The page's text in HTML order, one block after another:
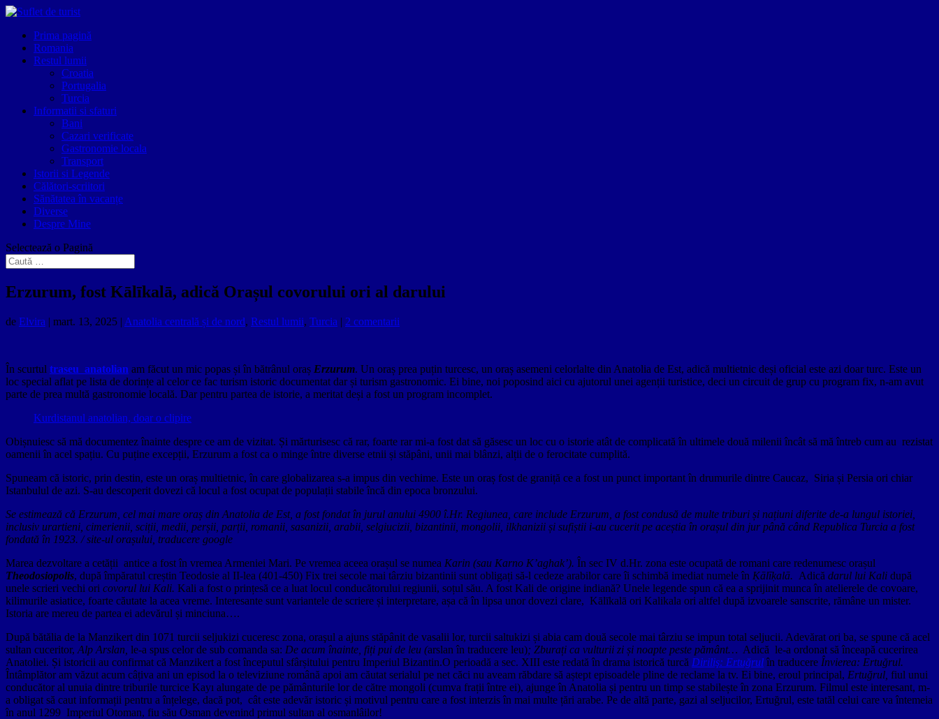
Prima pagină
Romania
Restul lumii
Croatia
Portugalia
Turcia
Informatii si sfaturi
Bani
Cazari verificate
Gastronomie locala
Transport
Istorii si Legende
Călători-scriitori
Sănătatea în vacanțe
Diverse
Despre Mine
Selectează o Pagină
Erzurum, fost Kālīkalā, adică Orașul covorului ori al darului
de Elvira | mart. 13, 2025 | Anatolia centrală și de nord, Restul lumii, Turcia | 2 comentarii
În scurtul traseu anatolian am făcut un mic popas și în bătrânul oraș Erzurum. Un oraș prea puțin turcesc, un oraș asemeni celorlalte din Anatolia de Est, adică multietnic deși oficial este azi doar turc. Este un
loc special aflat pe lista de dorințe al celor ce fac turism istoric documentat dar și turism gastronomic. Ei bine, noi poposind aici cu ajutorul unei agenții turistice, deci un circuit de grup cu program fix, n-am avut
parte de prea multă gastronomie locală. Dar pentru partea de istorie, a meritat deși a fost un program incomplet.
Kurdistanul anatolian, doar o clipire
Obișnuiesc să mă documentez înainte despre ce am de vizitat. Și mărturisesc că rar, foarte rar mi-a fost dat să găsesc un loc cu o istorie atât de complicată în ultimele două milenii încât să mă întreb cum au rezistat
oamenii în acel spațiu. Cu puține excepții, Erzurum a fost ca o minge între diverse etnii și stăpâni, unii mai blânzi, alții de o ferocitate cumplită.
Spuneam că istoric, prin destin, este un oraș multietnic, în care globalizarea s-a impus din vechime. Este un oraș fost de graniță ce a fost un punct important în drumurile dintre Caucaz, Siria și Persia ori chiar
Istanbulul de azi. S-au descoperit dovezi că locul a fost ocupat de populații stabile încă din epoca bronzului.
Se estimează că Erzurum, cel mai mare oraș din Anatolia de Est, a fost fondat în jurul anului 4900 î.Hr. Regiunea, care include Erzurum, a fost condusă de multe triburi și națiuni diferite de-a lungul istoriei,
inclusiv urartieni, cimerienii, sciții, medii, perșii, parții, romanii, sasanizii, arabii, selgiucizii, bizantinii, mongolii, ilkhanizii și sufiștii i-au cucerit pe aceștia în orașul din jur până când Republica Turcia a fost
fondată în 1923. / site-ul orașului, traducere google
Marea dezvoltare a cetății antice a fost în vremea Armeniei Mari. Pe vremea aceea orașul se numea Karin (sau Karno K’aghak’). În sec IV d.Hr. zona este ocupată de romani care redenumesc orașul
Theodosiopolis, după împăratul creștin Teodosie al II-lea (401-450) Fix trei secole mai târziu bizantinii sunt obligați să-l cedeze arabilor care îi schimbă imediat numele în Ḳālīḳalā. Adică darul lui Kali după
unele scrieri vechi ori covorul lui Kali. Kali a fost o prințesă ce a luat locul conducătorului regiunii, soțul său. A fost Kali de origine indiană? Unele legende spun că ea a sprijinit munca în atelierele de covoare,
kilimurile asiatice, foarte căutate la acea vreme. Interesante sunt variantele de scriere și interpretare, așa că în lipsa unor dovezi clare, Kālīkalā ori Kalikala ori altfel după izvoarele sanscrite, rămâne un mister.
Istoria are mereu de partea ei adevărul și minciuna….
După bătălia de la Manzikert din 1071 turcii seljukizi cuceresc zona, oraşul a ajuns stăpânit de vasalii lor, turcii saltukizi și abia cam două secole mai târziu se impun total seljucii. Adevărat ori ba, se spune că acel
sultan cuceritor, Alp Arslan, le-a spus celor de sub comanda sa: De acum înainte, fiți pui de leu (arslan în traducere leu); Zburați ca vulturii zi și noapte peste pământ… Adică le-a ordonat să înceapă cucerirea
Anatoliei. Și istoricii au confirmat că Manzikert a fost începutul sfârșitului pentru Imperiul Bizantin.O perioadă a sec. XIII este redată în drama istorică turcă Diriliş: Ertuğrul în traducere Învierea: Ertuğrul.
Întâmplător am văzut acum câțiva ani un episod la o televiziune română apoi am căutat serialul pe net căci nu aveam răbdare să aștept episoadele pline de reclame la tv. Ei bine, eroul principal, Ertuğrul, fiul unui
conducător al unuia dintre triburile turcice Kayı alungate de pe pământurile lor de către mongoli (cumva frații între ei), ajunge în Anatolia și pentru un timp se stabilește în zona Erzurum. Filmul este interesant, m-
a obligat să caut informații pentru a înțelege, dacă pot, cât este adevăr istoric și motivul pentru care a fost interzis în mai multe țări arabe. Pe de altă parte, gazi al seljucilor, Ertuğrul, este tatăl celui care va întemeia
în anul 1299 Imperiul Otoman, fiu său Osman devenind primul sultan al osmanlâilor!